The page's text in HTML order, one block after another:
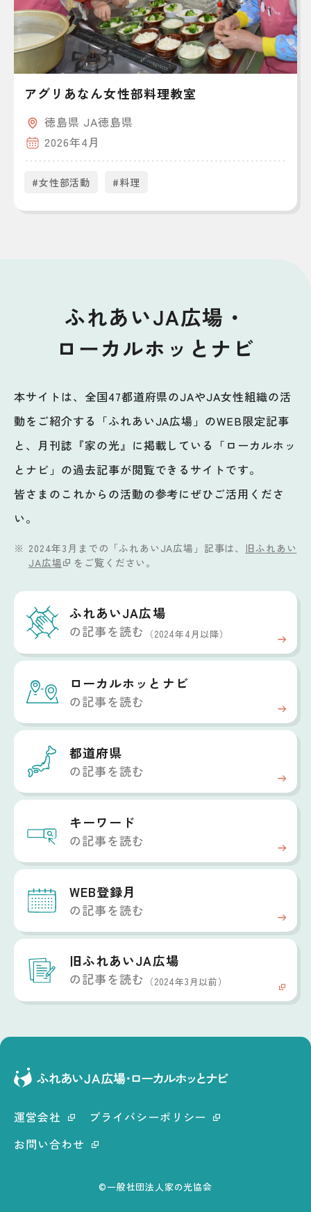
アグリあなん女性部料理教室
徳島県 JA徳島県
2026年4月
#女性部活動 #料理
ふれあいJA広場・
ローカルホッとナビ
本サイトは、全国47都道府県のJAやJA女性組織の活
動をご紹介する「ふれあいJA広場」のWEB限定記事
と、月刊誌『家の光』に掲載している「ローカルホッ
とナビ」の過去記事が閲覧できるサイトです。
皆さまのこれからの活動の参考にぜひご活用くださ
い。
2024年3月までの「ふれあいJA広場」記事は、 旧ふれあい
JA広場
をご覧ください。
ふれあいJA広場
の記事を読む （2024年4月以降）
ローカルホッと ナビ
の記事を読む
都道府県
の記事を読む
キーワード
の記事を読む
WEB登録月
の記事を読む
旧ふれあいJA広場
の記事を読む （2024年3月以前）
運営会社
プライバシーポリシー
お問い合わせ
©一般社団法人家の光協会